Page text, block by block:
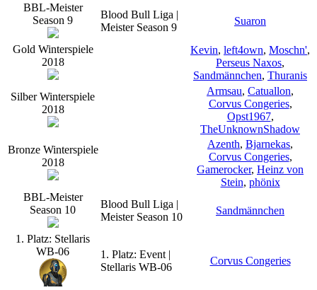
BBL-Meister
Season 9
Blood Bull Liga |
Meister Season 9
Suaron
Gold Winterspiele
2018
Kevin, left4own, Moschn',
Perseus Naxos,
Sandmännchen, Thuranis
Silber Winterspiele
2018
Armsau, Catuallon,
Corvus Congeries,
Opst1967,
TheUnknownShadow
Bronze Winterspiele
2018
Azenth, Bjarnekas,
Corvus Congeries,
Gamerocker, Heinz von
Stein, phönix
BBL-Meister
Season 10
Blood Bull Liga |
Meister Season 10
Sandmännchen
1. Platz: Stellaris
WB-06
1. Platz: Event |
Stellaris WB-06
Corvus Congeries